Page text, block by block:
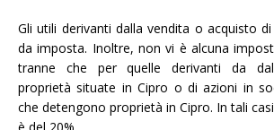
Gli utili derivanti dalla vendita o acquisto
da imposta. Inoltre, non vi è alcuna
tranne che per quelle derivanti da
proprietà situate in Cipro o di azioni in
che detengono proprietà in Cipro. In tali